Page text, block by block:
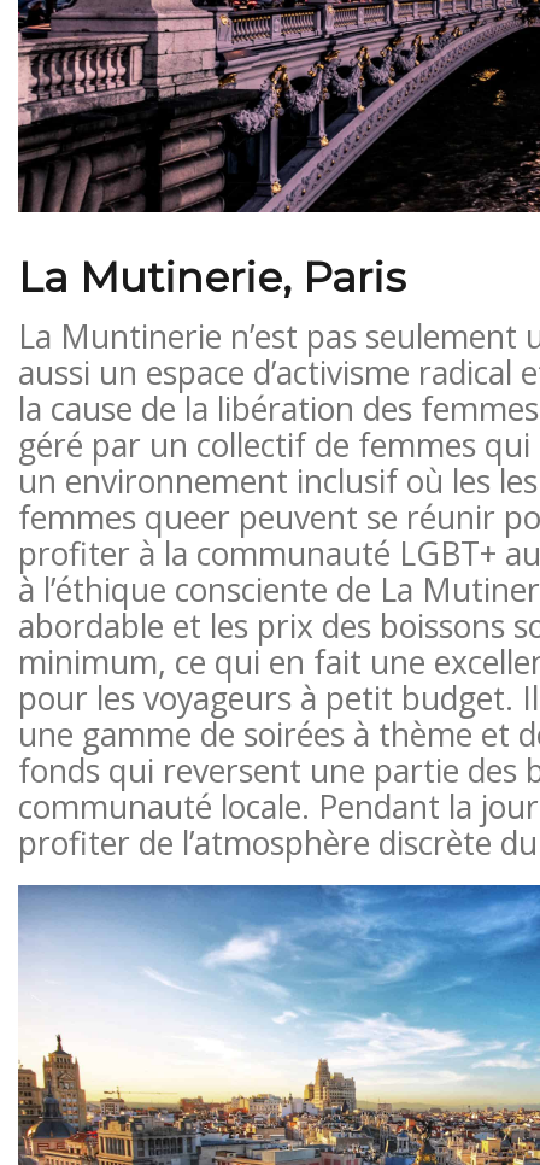
La Mutinerie, Paris
La Muntinerie n’est pas seulement
aussi un espace d’activisme radical
la cause de la libération des
géré par un collectif de femmes qui
un environnement inclusif où les
femmes queer peuvent se réunir
profiter à la communauté LGBT+
à l’éthique consciente de La
abordable et les prix des boissons
minimum, ce qui en fait une
pour les voyageurs à petit budget.
une gamme de soirées à thème et
fonds qui reversent une partie des
communauté locale. Pendant la
profiter de l’atmosphère discrète